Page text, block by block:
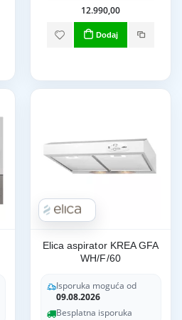
12.990,00
Dodaj
Elica aspirator KREA GFA
WH/F/60
Isporuka moguća od
09.08.2026
Besplatna isporuka